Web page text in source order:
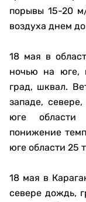
порывы 15-20
воздуха днем до
18 мая в
ночью на юге,
град, шквал.
западе,
юге
понижение
юге области 25
18 мая в
севере дождь,